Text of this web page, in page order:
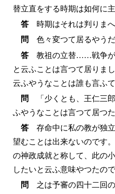
替立直をする時期は如何に
答時期はそれは判りまへ
問 色々変つて居るやうだ
答教祖の立替……戦争が
と云ふことは言つて居りま
云ふやうなことは誰も言ふて
問 「少くとも、王仁三
ふやうなことは言つて居つた
答存命中に私の教が独立
望むことは出来ないのです
の神政成就と称して、此の
したいと云ふ意味やつたので
問 之は予審の四十二回